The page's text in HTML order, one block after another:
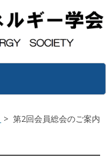
> 第2回会員総会のご案内